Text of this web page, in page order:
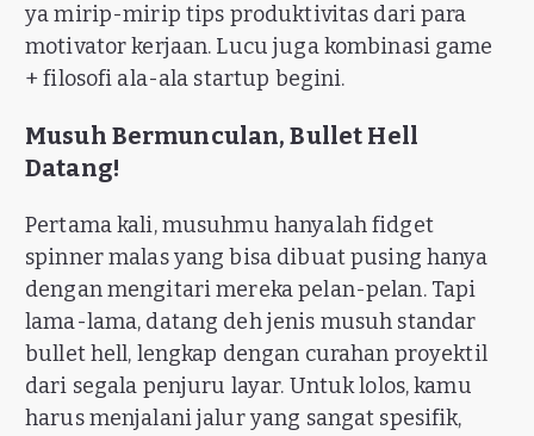
ya mirip-mirip tips produktivitas dari para
motivator kerjaan. Lucu juga kombinasi game
+ filosofi ala-ala startup begini.
Musuh Bermunculan, Bullet Hell
Datang!
Pertama kali, musuhmu hanyalah fidget
spinner malas yang bisa dibuat pusing hanya
dengan mengitari mereka pelan-pelan. Tapi
lama-lama, datang deh jenis musuh standar
bullet hell, lengkap dengan curahan proyektil
dari segala penjuru layar. Untuk lolos, kamu
harus menjalani jalur yang sangat spesifik,